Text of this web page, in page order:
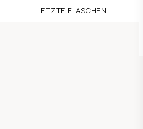
LETZTE FLASCHEN